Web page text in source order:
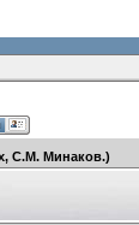
С.М. Минаков.)